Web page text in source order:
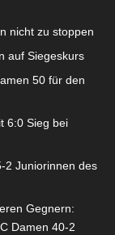
nicht zu stoppen
auf Siegeskurs
50 für den
6:0 Sieg bei
2 Juniorinnen des
Gegnern:
Damen 40-2